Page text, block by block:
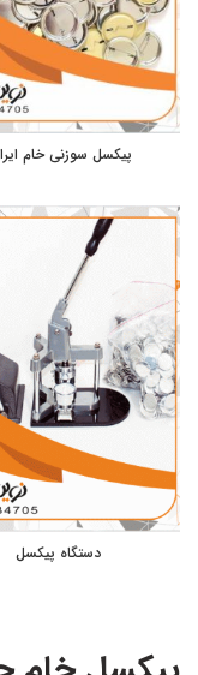
پیکسل سوزنی خام
دستگاه پیکسل